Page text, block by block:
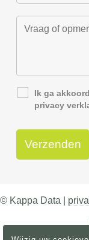
Ik ga
privacy
© Kappa Data |